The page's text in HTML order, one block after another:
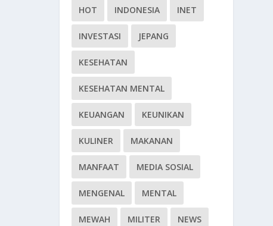
HOT INDONESIA INET
INVESTASI JEPANG
KESEHATAN
KESEHATAN MENTAL
KEUANGAN KEUNIKAN
KULINER MAKANAN
MANFAAT MEDIA SOSIAL
MENGENAL MENTAL
MEWAH MILITER NEWS